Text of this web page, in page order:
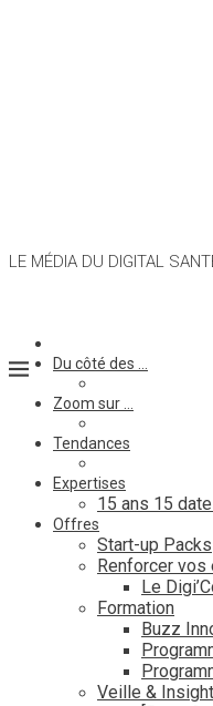
LE MÉDIA DU DIGITAL
Du côté des …
Zoom sur …
Tendances
Expertises
15 ans 15
Offres
Start-up Packs
Renforcer vos
Le
Formation
Buzz
Veille &